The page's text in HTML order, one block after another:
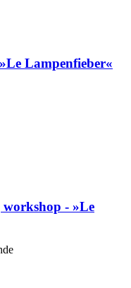
Lampenfieber«
- »Le